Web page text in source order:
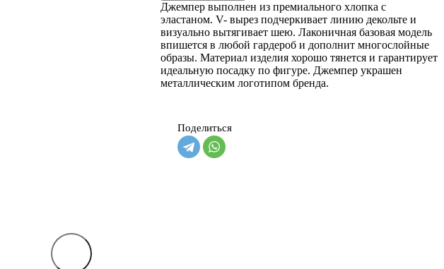
Джемпер выполнен из премиального хлопка с
эластаном. V- вырез подчеркивает линию декольте и
визуально вытягивает шею. Лаконичная базовая модель
впишется в любой гардероб и дополнит многослойные
образы. Материал изделия хорошо тянется и гарантирует
идеальную посадку по фигуре. Джемпер украшен
металлическим логотипом бренда.
Поделиться